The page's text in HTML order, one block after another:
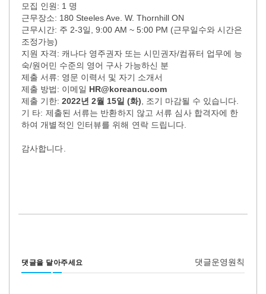
모집 인원: 1 명
근무장소: 180 Steeles Ave. W. Thornhill ON
근무시간: 주 2-3일 , 9:00 AM ~ 5:00 PM (근무일수와 시간은
조정가능)
지원 자격: 캐나다 영주권자 또는 시민권자/컴퓨터 업무에 능
숙/원어민 수준의 영어 구사 가능하신 분
제출 서류: 영문 이력서 및 자기 소개서
제출 방법: 이메일 HR@koreancu.com
제출 기한: 2022년 2월 15일 (화) 조기 마감될 수 있습니다
기 타: 제출된 서류는 반환하지 않고 서류 심사 합격자에 한
하여 개별적인 인터뷰를 위해 연락 드립니다
감사합니다.
댓글을 달아주세요 댓글운영원칙